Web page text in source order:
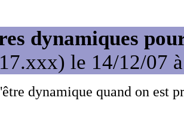
dynamiques
le 14/12/07
dynamique quand on est